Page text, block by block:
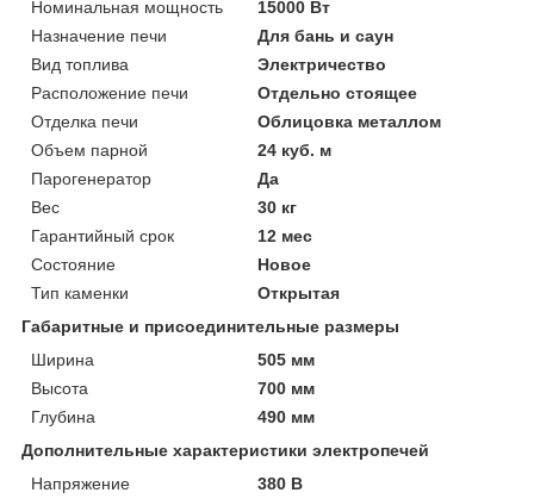
Номинальная мощность
15000 Вт
Назначение печи
Для бань и саун
Вид топлива
Электричество
Расположение печи
Отдельно стоящее
Отделка печи
Облицовка металлом
Объем парной
24 куб. м
Парогенератор
Да
Вес
30 кг
Гарантийный срок
12 мес
Состояние
Новое
Тип каменки
Открытая
Габаритные и присоединительные размеры
Ширина
505 мм
Высота
700 мм
Глубина
490 мм
Дополнительные характеристики электропечей
Напряжение
380 В